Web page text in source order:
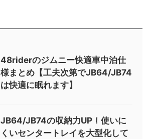
48riderのジムニー快適車中泊仕
様まとめ【工夫次第でJB64/JB74
は快適に眠れます】
JB64/JB74の収納力UP！使いに
くいセンタートレイを大型化して